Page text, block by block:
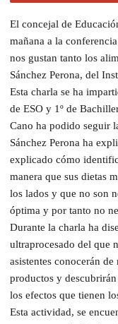
El concejal de
mañana a la
nos gustan tanto los
Sánchez Perona, del
Esta charla se ha
de ESO y 1º de
Cano ha podido seguir
Sánchez Perona ha
explicado cómo
manera que sus dietas
los lados y que no son
óptima y por tanto no
Durante la charla ha
ultraprocesado del que
asistentes conocerán
productos y
los efectos que tienen
Esta actividad, se